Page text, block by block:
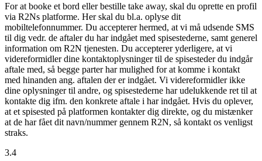
For at booke et bord eller bestille take away, skal du oprette en profil
via R2Ns platforme. Her skal du bl.a. oplyse dit
mobiltelefonnummer. Du accepterer hermed, at vi må udsende SMS
til dig vedr. de aftaler du har indgået med spisestederne, samt generel
information om R2N tjenesten. Du accepterer yderligere, at vi
videreformidler dine kontaktoplysninger til de spisesteder du indgår
aftale med, så begge parter har mulighed for at komme i kontakt
med hinanden ang. aftalen der er indgået. Vi videreformidler ikke
dine oplysninger til andre, og spisestederne har udelukkende ret til at
kontakte dig ifm. den konkrete aftale i har indgået. Hvis du oplever,
at et spisested på platformen kontakter dig direkte, og du mistænker
at de har fået dit navn/nummer gennem R2N, så kontakt os venligst
straks.
3.4